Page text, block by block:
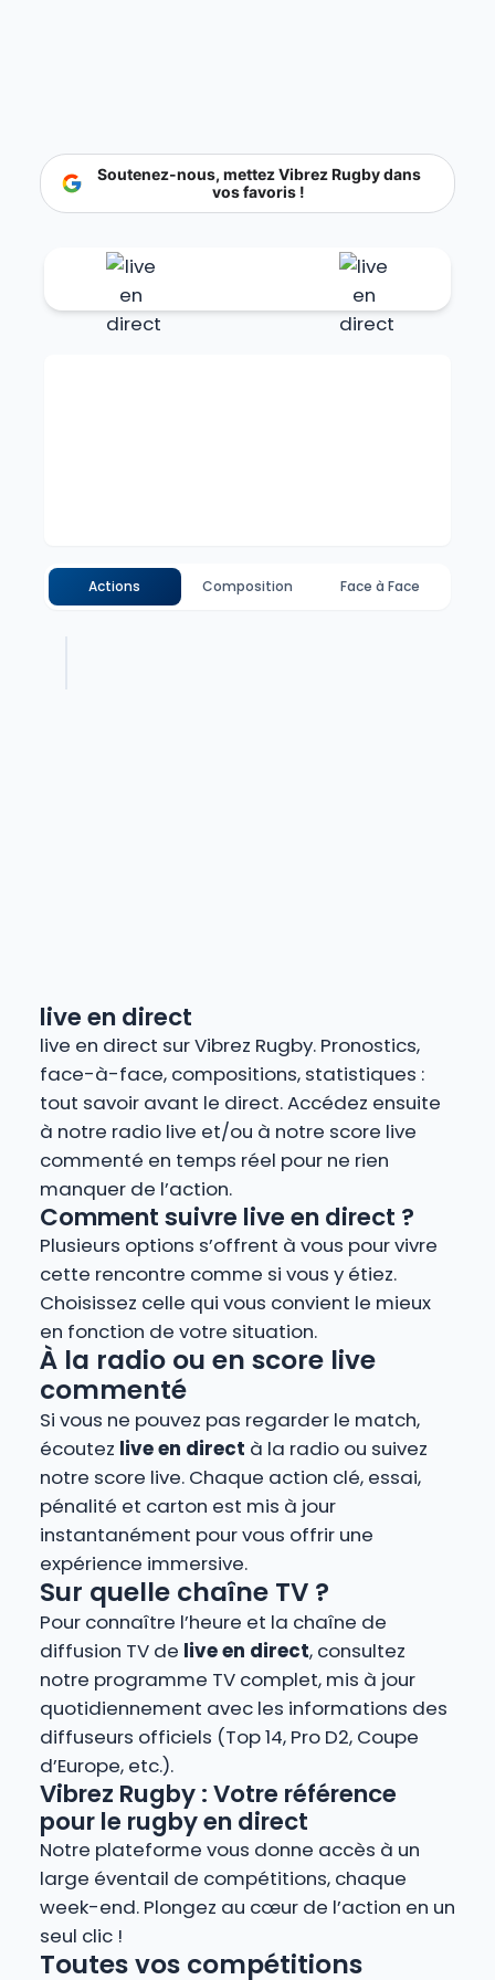
Soutenez-nous, mettez Vibrez Rugby dans
vos favoris !
Actions Composition Face à Face
live en direct
live en direct sur Vibrez Rugby. Pronostics,
face-à-face, compositions, statistiques :
tout savoir avant le direct. Accédez ensuite
à notre radio live et/ou à notre score live
commenté en temps réel pour ne rien
manquer de l’action.
Comment suivre live en direct ?
Plusieurs options s’offrent à vous pour vivre
cette rencontre comme si vous y étiez.
Choisissez celle qui vous convient le mieux
en fonction de votre situation.
À la radio ou en score live
commenté
Si vous ne pouvez pas regarder le match,
écoutez live en direct à la radio ou suivez
notre score live. Chaque action clé, essai,
pénalité et carton est mis à jour
instantanément pour vous offrir une
expérience immersive.
Sur quelle chaîne TV ?
Pour connaître l’heure et la chaîne de
diffusion TV de live en direct, consultez
notre programme TV complet, mis à jour
quotidiennement avec les informations des
diffuseurs officiels (Top 14, Pro D2, Coupe
d’Europe, etc.).
Vibrez Rugby : Votre référence
pour le rugby en direct
Notre plateforme vous donne accès à un
large éventail de compétitions, chaque
week-end. Plongez au cœur de l’action en un
seul clic !
Toutes vos compétitions